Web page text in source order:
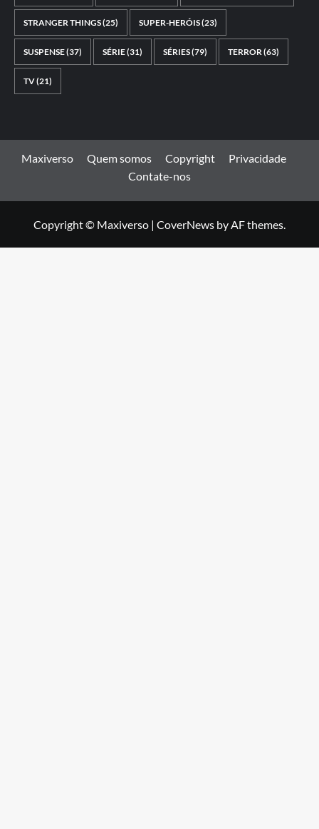
STRANGER THINGS(25) SUPER-HERÓIS(23)
SUSPENSE(37) SÉRIE(31) SÉRIES(79) TERROR(63)
TV(21)
Maxiverso Quem somos Copyright
Privacidade
Contate-nos
Copyright © Maxiverso | CoverNews by AF themes.